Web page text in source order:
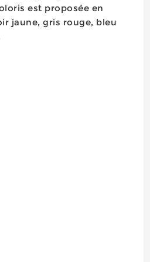
est proposée en
jaune, gris rouge, bleu